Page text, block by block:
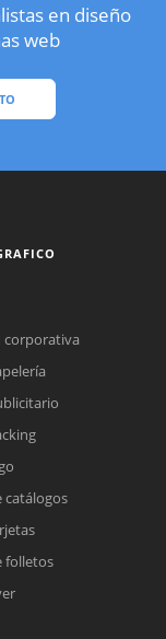
en diseño
web
corporativa
catálogos
folletos